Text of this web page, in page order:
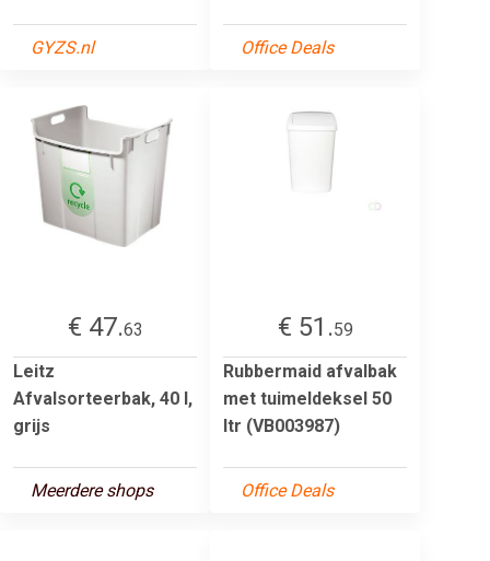
GYZS.nl Office Deals
€ 47.63
Leitz
Afvalsorteerbak, 40 l,
grijs
Meerdere shops
€ 51.59
Rubbermaid afvalbak
met tuimeldeksel 50
ltr (VB003987)
Office Deals